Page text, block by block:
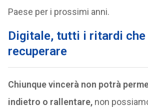
Paese per i prossimi anni.
Digitale, tutti i ritardi che
recuperare
Chiunque vincerà non potrà
indietro o rallentare,non